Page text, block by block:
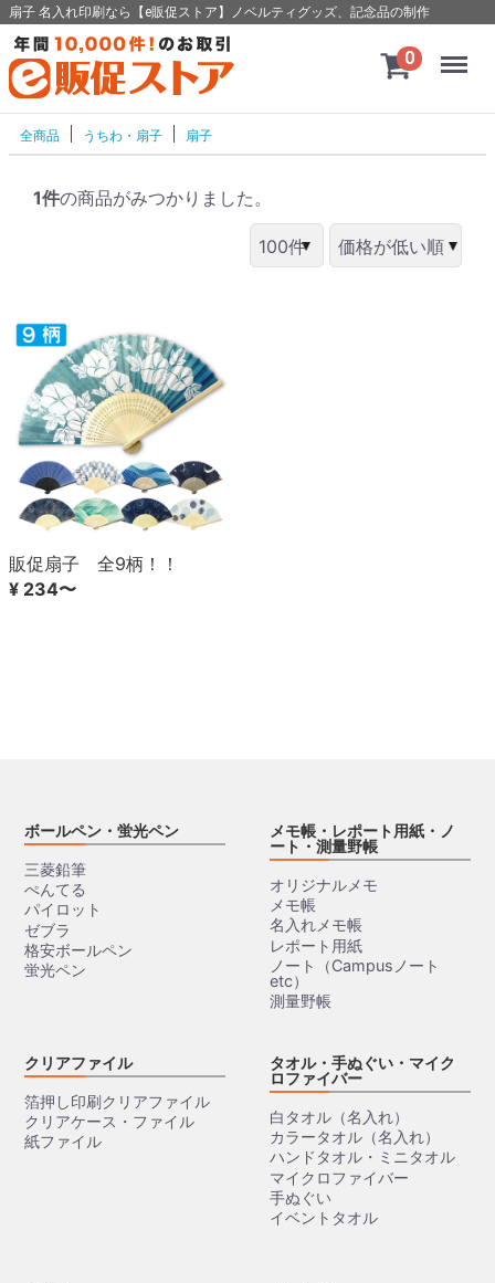
扇子 名入れ印刷なら【e販促ストア】ノベルティグッズ、記念品の制作
0
全商品 うちわ・扇子 扇子
1件の商品がみつかりました。
販促扇子 全9柄！！
¥ 234〜
ボールペン・蛍光ペン
三菱鉛筆
ぺんてる
パイロット
ゼブラ
格安ボールペン
蛍光ペン
クリアファイル
箔押し印刷クリアファイル
クリアケース・ファイル
紙ファイル
メモ帳・レポート用紙・ノ
ート・測量野帳
オリジナルメモ
メモ帳
名入れメモ帳
レポート用紙
ノート（Campusノート
etc）
測量野帳
タオル・手ぬぐい・マイク
ロファイバー
白タオル（名入れ）
カラータオル（名入れ）
ハンドタオル・ミニタオル
マイクロファイバー
手ぬぐい
イベントタオル